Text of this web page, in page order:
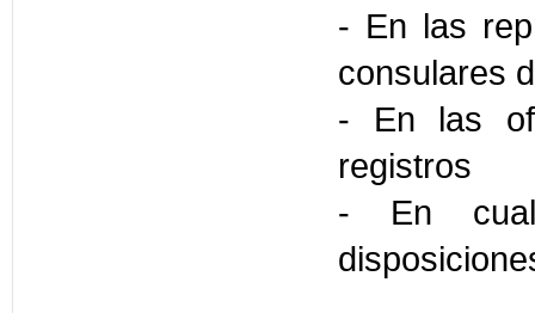
- En las
consulares
- En las
registros
- En